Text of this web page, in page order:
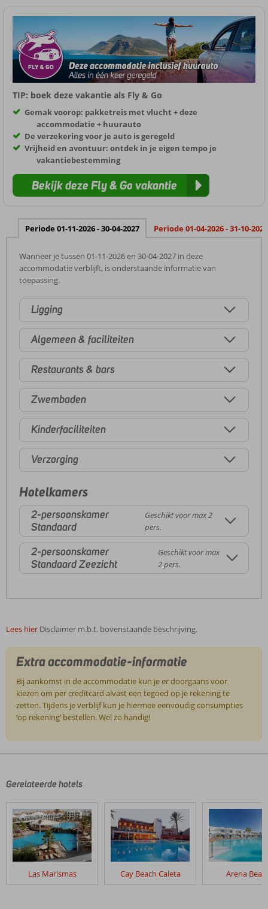
TIP: boek deze vakantie als Fly & Go
Gemak voorop: pakketreis met vlucht + deze
accommodatie + huurauto
De verzekering voor je auto is geregeld
Vrijheid en avontuur: ontdek in je eigen tempo je
vakantiebestemming
Bekijk deze Fly & Go vakantie
Periode 01-11-2026 - 30-04-2027 Periode 01-04-2026 - 31-10-2026
Wanneer je tussen 01-11-2026 en 30-04-2027 in deze
accommodatie verblijft, is onderstaande informatie van
toepassing.
Ligging
Algemeen & faciliteiten
Restaurants & bars
Zwembaden
Kinderfaciliteiten
Verzorging
Hotelkamers
2-persoonskamer
Standaard
Geschikt voor max 2
pers.
2-persoonskamer
Standaard Zeezicht
Geschikt voor max
2 pers.
Lees hier Disclaimer m.b.t. bovenstaande beschrijving.
Extra accommodatie-informatie
Bij aankomst in de accommodatie kun je er doorgaans voor
kiezen om per creditcard alvast een tegoed op je rekening te
zetten. Tijdens je verblijf kun je hiermee eenvoudig consumpties
‘op rekening’ bestellen. Wel zo handig!
door
klanten
geschreven
na
hun
verblijf
Gerelateerde hotels
Las Marismas Cay Beach Caleta Arena